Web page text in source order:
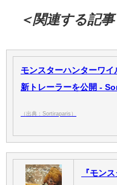
＜関連する記事
モンスターハンターワ
新トレーラーを公開 -
（出典：Sortiraparis）
『モン